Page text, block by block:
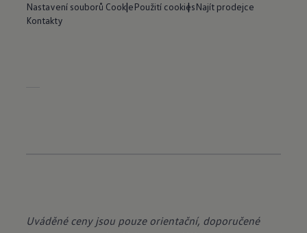
Nastavení souborů CookiePoužití cookiesNajít prodejce
Kontakty
Uváděné ceny jsou pouze orientační, doporučené